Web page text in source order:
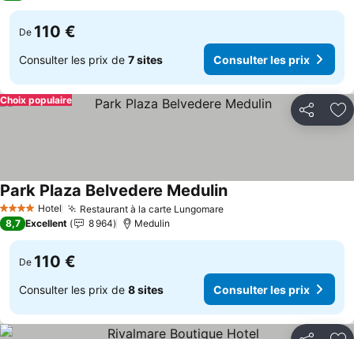
De 110 €
Consulter les prix de 7 sites Consulter les prix
Partager
Choix populaire
4 Étoiles Hotel Restaurant à la carte Lungomare
Park Plaza Belvedere Medulin
8,7 Excellent 8 964 Medulin
De 110 €
Consulter les prix de 8 sites Consulter les prix